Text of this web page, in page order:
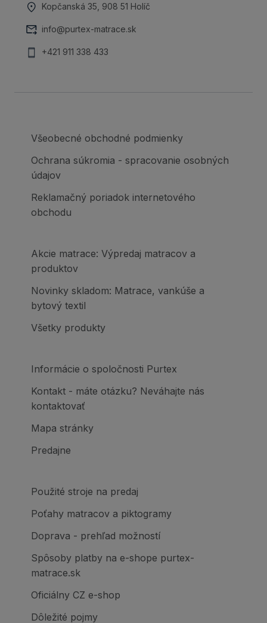
Kopčanská 35, 908 51 Holíč
info@purtex-matrace.sk
+421 911 338 433
Všeobecné obchodné podmienky
Ochrana súkromia - spracovanie osobných
údajov
Reklamačný poriadok internetového
obchodu
Akcie matrace: Výpredaj matracov a
produktov
Novinky skladom: Matrace, vankúše a
bytový textil
Všetky produkty
Informácie o spoločnosti Purtex
Kontakt - máte otázku? Neváhajte nás
kontaktovať
Mapa stránky
Predajne
Použité stroje na predaj
Poťahy matracov a piktogramy
Doprava - prehľad možností
Spôsoby platby na e-shope purtex-
matrace.sk
Oficiálny CZ e-shop
Dôležité pojmy